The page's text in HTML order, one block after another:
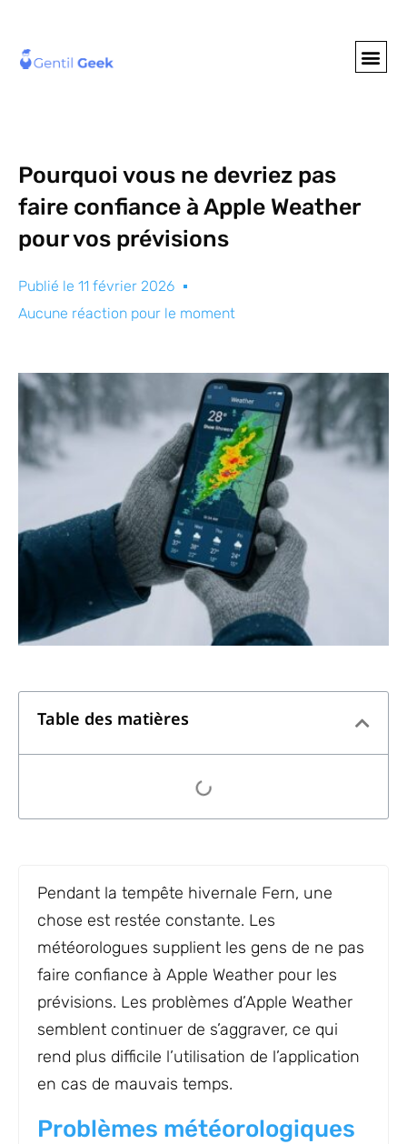
Pourquoi vous ne devriez pas
faire confiance à Apple Weather
pour vos prévisions
Publié le 11 février 2026
Aucune réaction pour le moment
Table des matières
Pendant la tempête hivernale Fern, une
chose est restée constante. Les
météorologues supplient les gens de ne pas
faire confiance à Apple Weather pour les
prévisions. Les problèmes d’Apple Weather
semblent continuer de s’aggraver, ce qui
rend plus difficile l’utilisation de l’application
en cas de mauvais temps.
Problèmes météorologiques